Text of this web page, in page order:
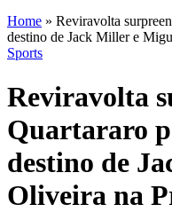
Home » Reviravolta
destino de Jack Miller e
Sports
Reviravolta
Quartararo
destino de
Oliveira na